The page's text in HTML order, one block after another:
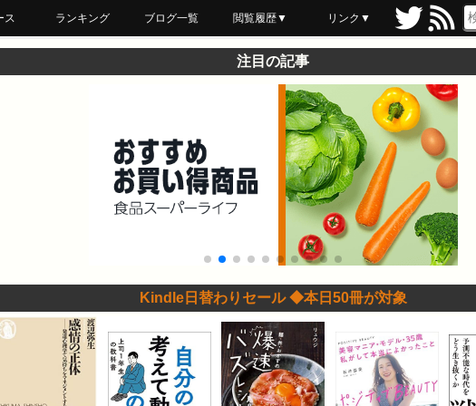
ス ランキング ブログ一覧 閲覧履歴▼
最近読んだ
あとで読む
ブックマーク
リンク▼
注目の記事
Kindle日替わりセール ◆本日50冊が対象